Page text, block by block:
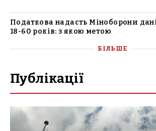
Податкова надасть Міноборони
18-60 років: з якою метою
БІЛЬШЕ
Публікації